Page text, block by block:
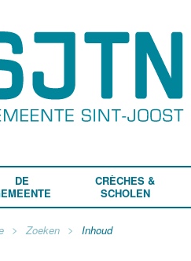
DE
CRÈCHES &
SCHOLEN
Zoeken Inhoud